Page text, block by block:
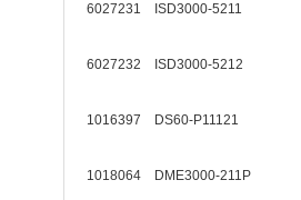
6027231 ISD3000-5211
6027232 ISD3000-5212
1016397 DS60-P11121
1018064 DME3000-211P